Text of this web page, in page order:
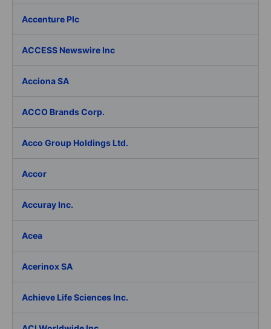
Accenture Plc
ACCESS Newswire Inc
Acciona SA
ACCO Brands Corp.
Acco Group Holdings Ltd.
Accor
Accuray Inc.
Acea
Acerinox SA
Achieve Life Sciences Inc.